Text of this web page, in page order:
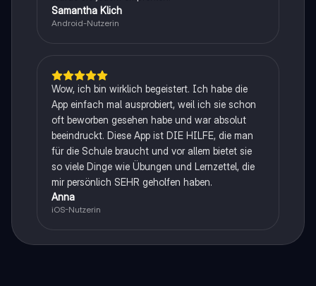
Samantha Klich
Android-Nutzerin
Wow, ich bin wirklich begeistert. Ich habe die
App einfach mal ausprobiert, weil ich sie schon
oft beworben gesehen habe und war absolut
beeindruckt. Diese App ist DIE HILFE, die man
für die Schule braucht und vor allem bietet sie
so viele Dinge wie Übungen und Lernzettel, die
mir persönlich SEHR geholfen haben.
Anna
iOS-Nutzerin